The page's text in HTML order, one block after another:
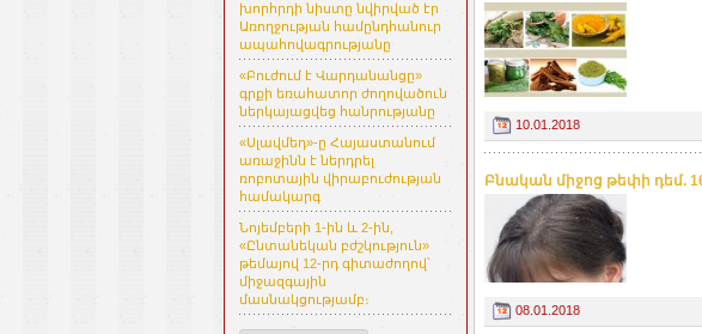
խորհրդի նիստը նվիրված էր
Առողջության համընդհանուր
ապահովագրությանը
«Բուժում է Վարդանանցը»
գրքի եռահատոր ժողովածուն
ներկայացվեց հանրությանը
«Սլավմեդ»-ը Հայաստանում
առաջինն է ներդրել
ռոբոտային վիրաբուժության
համակարգ
Նոյեմբերի 1-ին և 2-ին,
«Ընտանեկան բժշկություն»
թեմայով 12-րդ գիտաժողով՝
միջազգային
մասնակցությամբ։
10.01.2018
Բնական միջոց թեփի դեմ.
08.01.2018